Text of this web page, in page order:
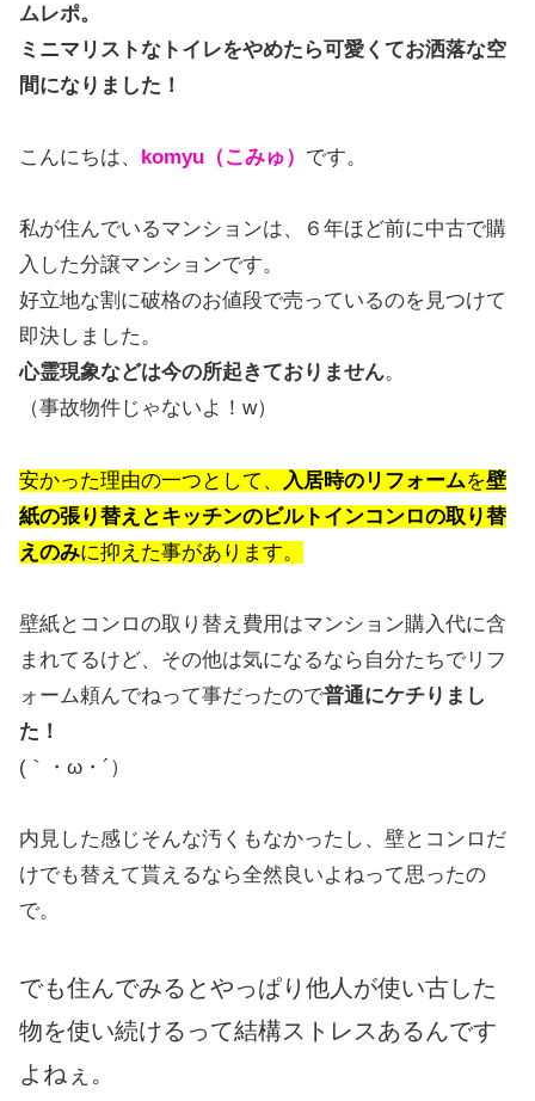
ムレポ。
ミニマリストなトイレをやめたら可愛くてお洒落な空
間になりました！
こんにちは、 komyu（こみゅ） です。
私が住んでいるマンションは、６年ほど前に中古で購
入した分譲マンションです。
好立地な割に破格のお値段で売っているのを見つけて
即決しました。
心霊現象などは今の所起きておりません。
（事故物件じゃないよ！w）
安かった理由の一つとして、 入居時のリフォームを壁
紙の張り替えとキッチンのビルトインコンロの取り替
えのみに抑えた事があります。
壁紙とコンロの取り替え費用はマンション購入代に含
まれてるけど、その他は気になるなら自分たちでリフ
ォーム頼んでねって事だったので普通にケチりまし
た！
(｀・ω・´）
内見した感じそんな汚くもなかったし、壁とコンロだ
けでも替えて貰えるなら全然良いよねって思ったの
で。
でも住んでみるとやっぱり他人が使い古した
物を使い続けるって結構ストレスあるんです
よねぇ。